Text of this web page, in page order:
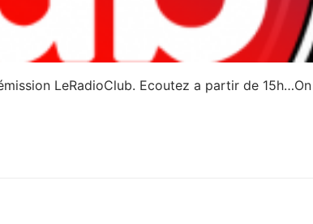
LeRadioClub. Ecoutez a partir de